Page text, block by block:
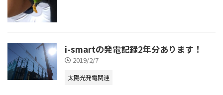
i-smartの発電記録2年分あります！
2019/2/7
太陽光発電関連